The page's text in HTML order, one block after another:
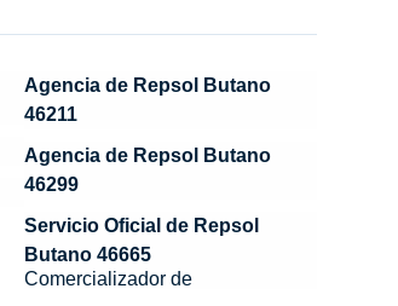
Agencia de Repsol Butano
46211
Agencia de Repsol Butano
46299
Servicio Oficial de Repsol
Butano 46665
Comercializador de